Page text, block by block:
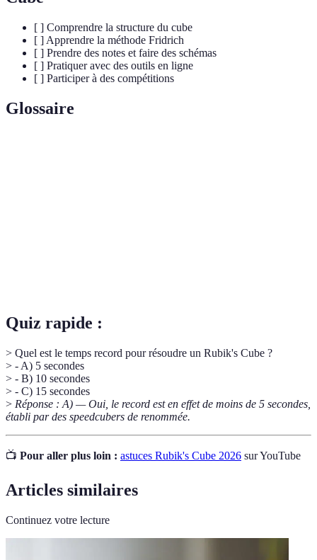
[ ] Comprendre la structure du cube
[ ] Apprendre la méthode Fridrich
[ ] Prendre des notes et faire des schémas
[ ] Pratiquer avec des outils en ligne
[ ] Participer à des compétitions
Glossaire
Quiz rapide :
> Quel est le temps record pour résoudre un Rubik's Cube ?
> - A) 5 secondes
> - B) 10 secondes
> - C) 15 secondes
> Réponse : A) — Oui, le record est en effet de moins de 5 secondes,
établi par des speedcubers de renommée.
📺 Pour aller plus loin : astuces Rubik's Cube 2026 sur YouTube
Articles similaires
Continuez votre lecture